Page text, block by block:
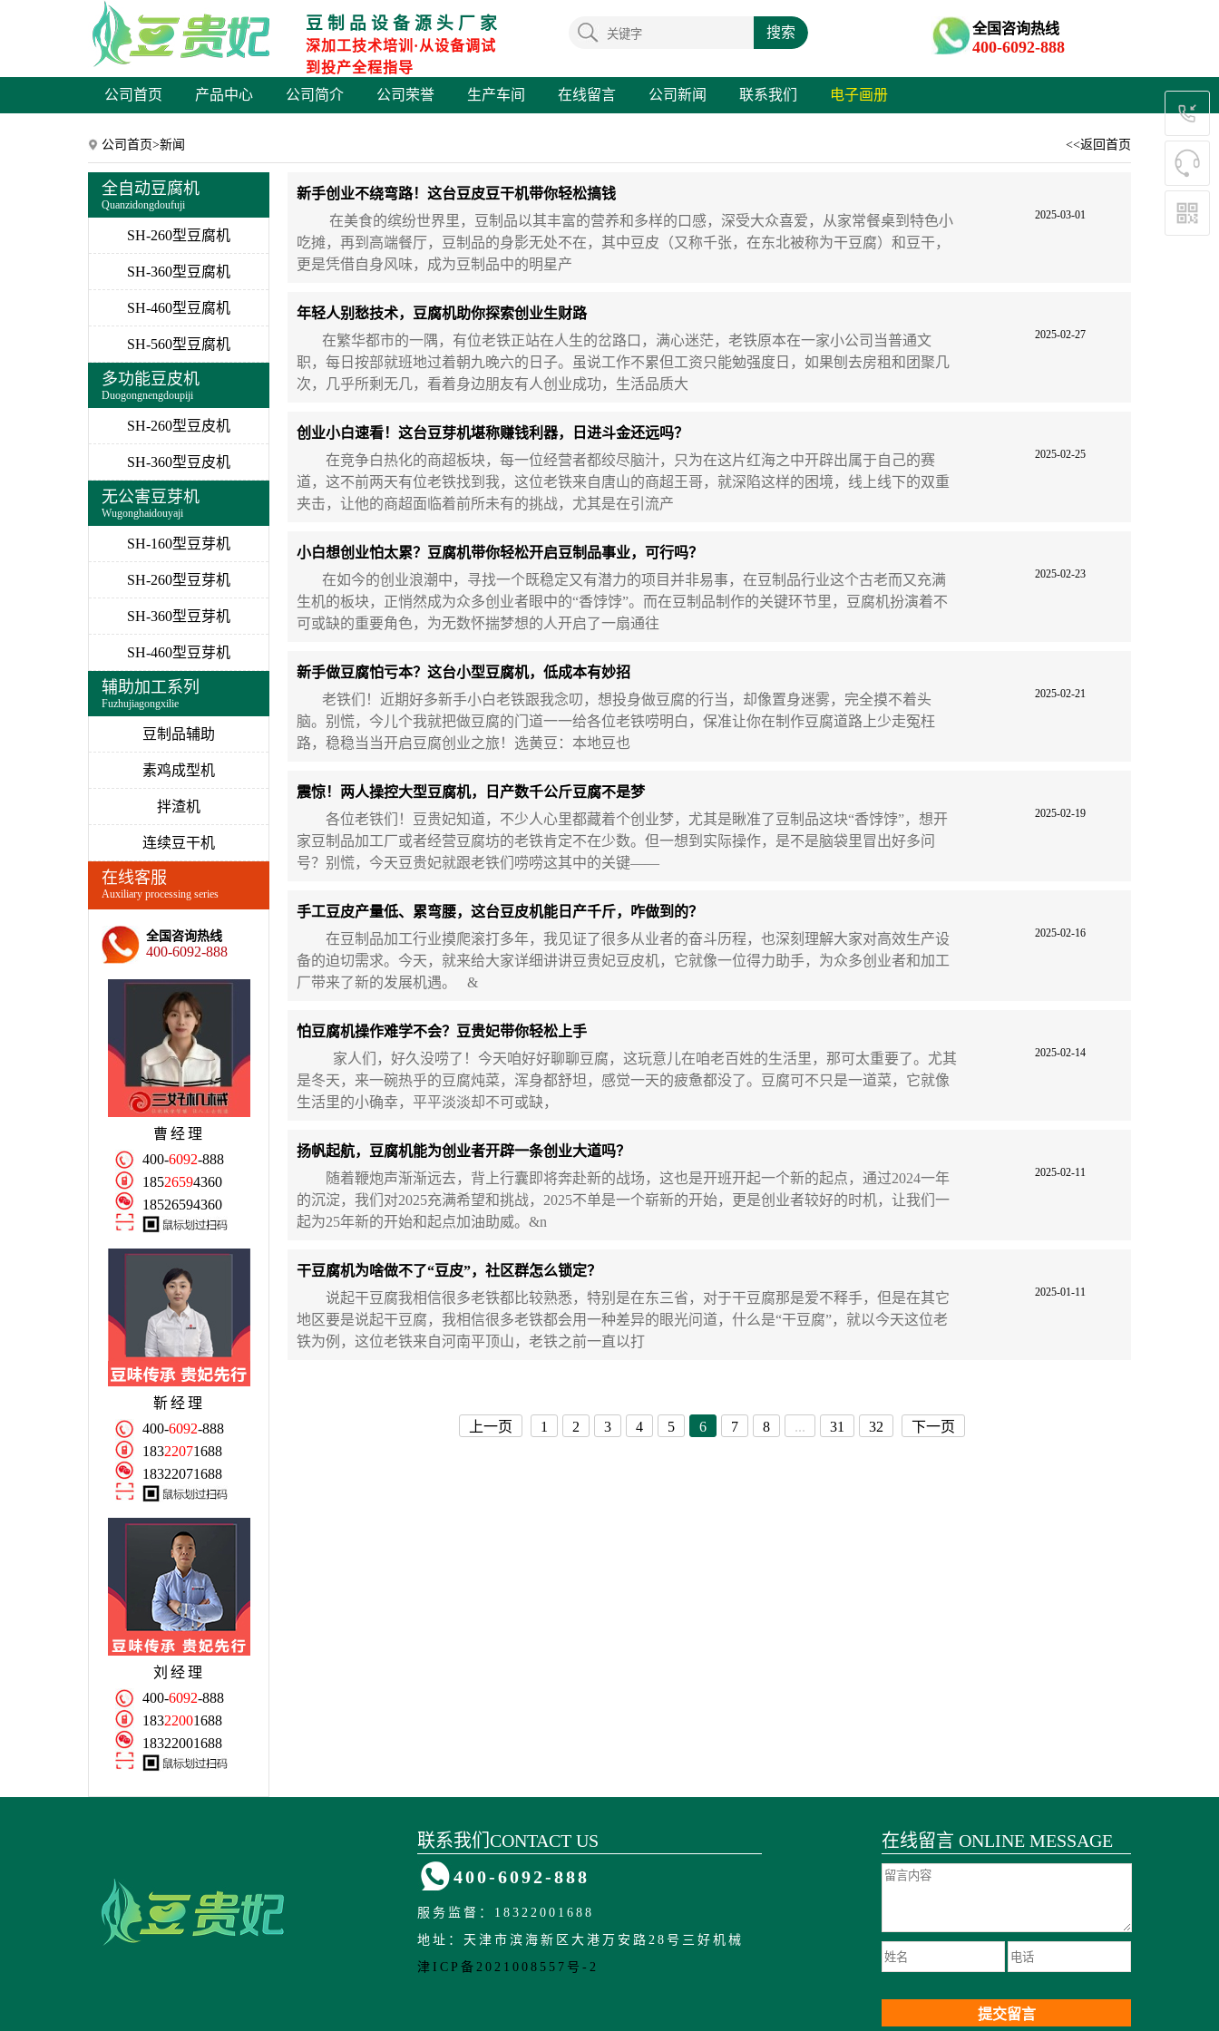
豆制品设备源头厂家
深加工技术培训·从设备调试
到投产全程指导
搜索 全国咨询热线
400-6092-888
公司首页 产品中心 公司简介 公司荣誉 生产车间 在线留言 公司新闻 联系我们 电子画册
公司首页>新闻 <<返回首页
全自动豆腐机
Quanzidongdoufuji
SH-260型豆腐机
SH-360型豆腐机
SH-460型豆腐机
SH-560型豆腐机
多功能豆皮机
Duogongnengdoupiji
SH-260型豆皮机
SH-360型豆皮机
无公害豆芽机
Wugonghaidouyaji
SH-160型豆芽机
SH-260型豆芽机
SH-360型豆芽机
SH-460型豆芽机
辅助加工系列
Fuzhujiagongxilie
豆制品辅助
素鸡成型机
拌渣机
连续豆干机
在线客服
Auxiliary processing series
全国咨询热线
400-6092-888
曹经理
400-6092-888
18526594360
18526594360
靳经理
400-6092-888
18322071688
18322071688
刘经理
400-6092-888
18322001688
18322001688
新手创业不绕弯路！这台豆皮豆干机带你轻松搞钱
在美食的缤纷世界里，豆制品以其丰富的营养和多样的口感，深受大众喜爱，从家常餐桌到特色小
吃摊，再到高端餐厅，豆制品的身影无处不在，其中豆皮（又称千张，在东北被称为干豆腐）和豆干，
更是凭借自身风味，成为豆制品中的明星产
2025-03-01
年轻人别愁技术，豆腐机助你探索创业生财路
在繁华都市的一隅，有位老铁正站在人生的岔路口，满心迷茫，老铁原本在一家小公司当普通文
职，每日按部就班地过着朝九晚六的日子。虽说工作不累但工资只能勉强度日，如果刨去房租和团聚几
次，几乎所剩无几，看着身边朋友有人创业成功，生活品质大
2025-02-27
创业小白速看！这台豆芽机堪称赚钱利器，日进斗金还远吗？
在竞争白热化的商超板块，每一位经营者都绞尽脑汁，只为在这片红海之中开辟出属于自己的赛
道，这不前两天有位老铁找到我，这位老铁来自唐山的商超王哥，就深陷这样的困境，线上线下的双重
夹击，让他的商超面临着前所未有的挑战，尤其是在引流产
2025-02-25
小白想创业怕太累？豆腐机带你轻松开启豆制品事业，可行吗？
在如今的创业浪潮中，寻找一个既稳定又有潜力的项目并非易事，在豆制品行业这个古老而又充满
生机的板块，正悄然成为众多创业者眼中的“香饽饽”。而在豆制品制作的关键环节里，豆腐机扮演着不
可或缺的重要角色，为无数怀揣梦想的人开启了一扇通往
2025-02-23
新手做豆腐怕亏本？这台小型豆腐机，低成本有妙招
老铁们！近期好多新手小白老铁跟我念叨，想投身做豆腐的行当，却像置身迷雾，完全摸不着头
脑。别慌，今儿个我就把做豆腐的门道一一给各位老铁唠明白，保准让你在制作豆腐道路上少走冤枉
路，稳稳当当开启豆腐创业之旅！选黄豆：本地豆也
2025-02-21
震惊！两人操控大型豆腐机，日产数千公斤豆腐不是梦
各位老铁们！豆贵妃知道，不少人心里都藏着个创业梦，尤其是瞅准了豆制品这块“香饽饽”，想开
家豆制品加工厂或者经营豆腐坊的老铁肯定不在少数。但一想到实际操作，是不是脑袋里冒出好多问
号？别慌，今天豆贵妃就跟老铁们唠唠这其中的关键——
2025-02-19
手工豆皮产量低、累弯腰，这台豆皮机能日产千斤，咋做到的？
在豆制品加工行业摸爬滚打多年，我见证了很多从业者的奋斗历程，也深刻理解大家对高效生产设
备的迫切需求。今天，就来给大家详细讲讲豆贵妃豆皮机，它就像一位得力助手，为众多创业者和加工
厂带来了新的发展机遇。 &
2025-02-16
怕豆腐机操作难学不会？豆贵妃带你轻松上手
家人们，好久没唠了！今天咱好好聊聊豆腐，这玩意儿在咱老百姓的生活里，那可太重要了。尤其
是冬天，来一碗热乎的豆腐炖菜，浑身都舒坦，感觉一天的疲惫都没了。豆腐可不只是一道菜，它就像
生活里的小确幸，平平淡淡却不可或缺，
2025-02-14
扬帆起航，豆腐机能为创业者开辟一条创业大道吗？
随着鞭炮声渐渐远去，背上行囊即将奔赴新的战场，这也是开班开起一个新的起点，通过2024一年
的沉淀，我们对2025充满希望和挑战，2025不单是一个崭新的开始，更是创业者较好的时机，让我们一
起为25年新的开始和起点加油助威。&n
2025-02-11
干豆腐机为啥做不了“豆皮”，社区群怎么锁定？
说起干豆腐我相信很多老铁都比较熟悉，特别是在东三省，对于干豆腐那是爱不释手，但是在其它
地区要是说起干豆腐，我相信很多老铁都会用一种差异的眼光问道，什么是“干豆腐”，就以今天这位老
铁为例，这位老铁来自河南平顶山，老铁之前一直以打
2025-01-11
上一页 1 2 3 4 5 6 7 8 ... 31 32 下一页
联系我们 CONTACT US
400-6092-888
服务监督：18322001688
地址：天津市滨海新区大港万安路28号三好机械
津ICP备2021008557号-2
在线留言 ONLINE MESSAGE
提交留言